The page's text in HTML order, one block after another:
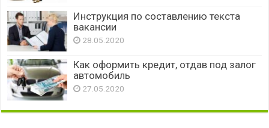
Инструкция по составлению текста
вакансии
28.05.2020
Как оформить кредит, отдав под залог
автомобиль
27.05.2020